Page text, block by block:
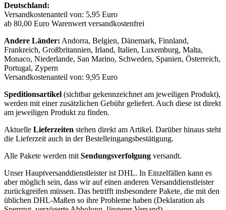
Deutschland:
Versandkostenanteil von: 5,95 Euro
ab 80,00 Euro Warenwert versandkostenfrei
Andere Länder: Andorra, Belgien, Dänemark, Finnland,
Frankreich, Großbritannien, Irland, Italien, Luxemburg, Malta,
Monaco, Niederlande, San Marino, Schweden, Spanien, Österreich,
Portugal, Zypern
Versandkostenanteil von: 9,95 Euro
Speditionsartikel (sichtbar gekennzeichnet am jeweiligen Produkt),
werden mit einer zusätzlichen Gebühr geliefert. Auch diese ist direkt
am jeweiligen Produkt zu finden.
Aktuelle Lieferzeiten stehen direkt am Artikel. Darüber hinaus steht
die Lieferzeit auch in der Bestelleingangsbestätigung.
Alle Pakete werden mit Sendungsverfolgung versandt.
Unser Hauptversanddienstleister ist DHL. In Einzelfällen kann es
aber möglich sein, dass wir auf einen anderen Versanddienstleister
zurückgreifen müssen. Das betrifft insbesondere Pakete, die mit den
üblichen DHL-Maßen so ihre Probleme haben (Deklaration als